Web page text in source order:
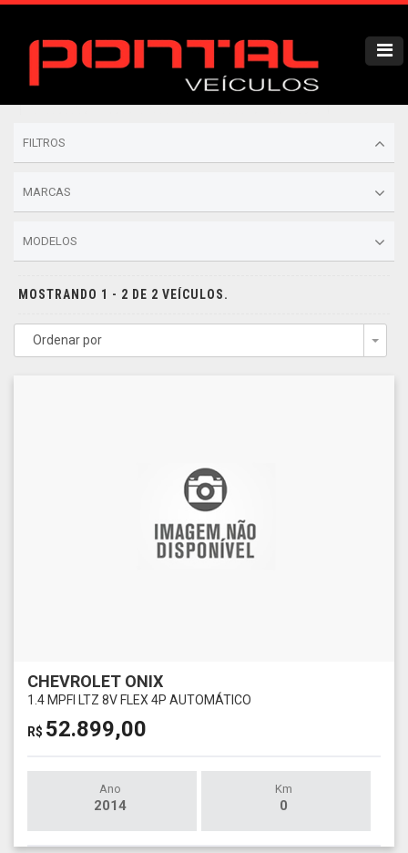
FILTROS
MARCAS
MODELOS
MOSTRANDO 1 - 2 DE 2 VEÍCULOS.
Ordenar por
CHEVROLET ONIX
1.4 MPFI LTZ 8V FLEX 4P AUTOMÁTICO
R$ 52.899,00
Ano
2014
Km
0